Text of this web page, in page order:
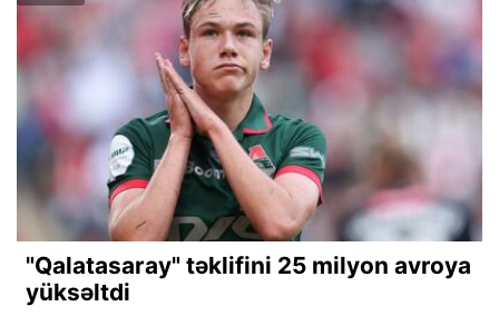
"Qalatasaray" təklifini 25 milyon avroya
yüksəltdi